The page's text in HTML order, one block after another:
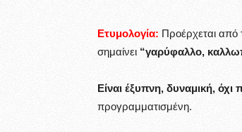
Ετυμολογία: Προέρχεται από
σημαίνει “γαρύφαλλο,
Είναι έξυπνη, δυναμική,
προγραμματισμένη.